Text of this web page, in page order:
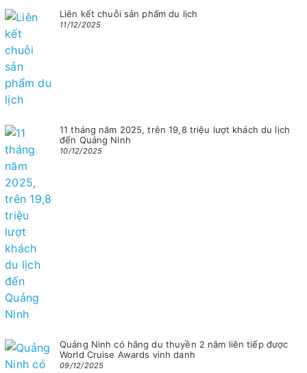
Liên kết chuỗi sản phẩm du lịch
11/12/2025
11 tháng năm 2025, trên 19,8 triệu lượt khách du lịch
đến Quảng Ninh
10/12/2025
Quảng Ninh có hãng du thuyền 2 năm liên tiếp được
World Cruise Awards vinh danh
09/12/2025